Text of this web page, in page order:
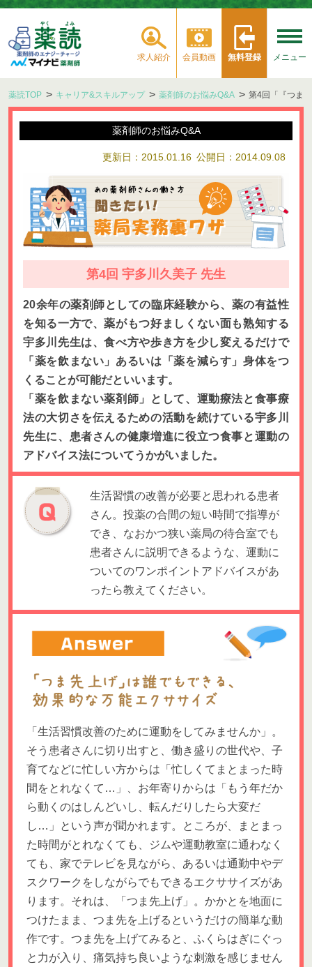
求人紹介 会員動画 無料登録 メニュー
薬読TOP キャリア&スキルアップ 薬剤師のお悩みQ&A 第4回「『つま
薬剤師のお悩みQ&A
更新日：2015.01.16 公開日：2014.09.08
第4回 宇多川久美子 先生
20余年の薬剤師としての臨床経験から、薬の有益性
を知る一方で、薬がもつ好ましくない面も熟知する
宇多川先生は、食べ方や歩き方を少し変えるだけで
「薬を飲まない」あるいは「薬を減らす」身体をつ
くることが可能だといいます。
「薬を飲まない薬剤師」として、運動療法と食事療
法の大切さを伝えるための活動を続けている宇多川
先生に、患者さんの健康増進に役立つ食事と運動の
アドバイス法についてうかがいました。
生活習慣の改善が必要と思われる患者
さん。投薬の合間の短い時間で指導が
でき、なおかつ狭い薬局の待合室でも
患者さんに説明できるような、運動に
ついてのワンポイントアドバイスがあ
ったら教えてください。
「生活習慣改善のために運動をしてみませんか」。
そう患者さんに切り出すと、働き盛りの世代や、子
育てなどに忙しい方からは「忙しくてまとまった時
間をとれなくて…」、お年寄りからは「もう年だか
ら動くのはしんどいし、転んだりしたら大変だ
し…」という声が聞かれます。ところが、まとまっ
た時間がとれなくても、ジムや運動教室に通わなく
ても、家でテレビを見ながら、あるいは通勤中やデ
スクワークをしながらでもできるエクササイズがあ
ります。それは、「つま先上げ」。かかとを地面に
つけたまま、つま先を上げるというだけの簡単な動
作です。つま先を上げてみると、ふくらはぎにぐっ
と力が入り、痛気持ち良いような刺激を感じません